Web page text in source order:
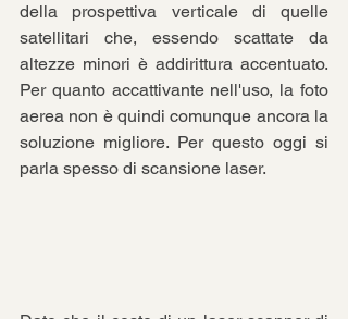
della prospettiva verticale di quelle
satellitari che, essendo scattate da
altezze minori è addirittura accentuato.
Per quanto accattivante nell'uso, la foto
aerea non è quindi comunque ancora la
soluzione migliore. Per questo oggi si
parla spesso di scansione laser.